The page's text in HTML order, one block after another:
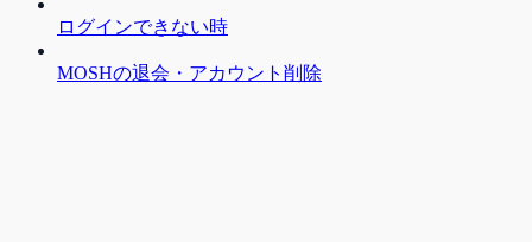
ログインできない時
MOSHの退会・アカウント削除